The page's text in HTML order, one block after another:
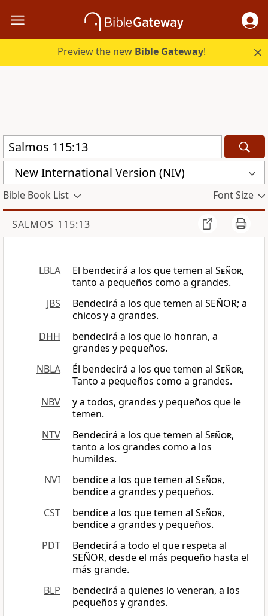
Preview the new Bible Gateway!
New International Version (NIV)
Bible Book List Font Size
SALMOS 115:13
LBLA El bendecirá a los que temen al Señor,
tanto a pequeños como a grandes.
JBS
Bendecirá a los que temen al SEÑOR; a
chicos y a grandes.
DHH
bendecirá a los que lo honran, a
grandes y pequeños.
NBLA
Él bendecirá a los que temen al Señor,
Tanto a pequeños como a grandes.
NBV
y a todos, grandes y pequeños que le
temen.
NTV
Bendecirá a los que temen al Señor,
tanto a los grandes como a los
humildes.
NVI
bendice a los que temen al Señor,
bendice a grandes y pequeños.
CST
bendice a los que temen al Señor,
bendice a grandes y pequeños.
PDT
Bendecirá a todo el que respeta al
SEÑOR, desde el más pequeño hasta el
más grande.
BLP
bendecirá a quienes lo veneran, a los
pequeños y grandes.